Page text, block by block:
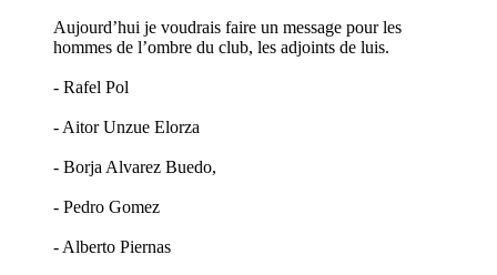
Aujourd’hui je voudrais faire un message pour les
hommes de l’ombre du club, les adjoints de luis.
- Rafel Pol
- Aitor Unzue Elorza
- Borja Alvarez Buedo,
- Pedro Gomez
- Alberto Piernas